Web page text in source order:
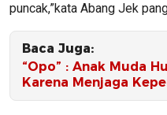
puncak,”kata Abang Jek
Baca Juga:
“Opo” : Anak Muda
Karena Menjaga